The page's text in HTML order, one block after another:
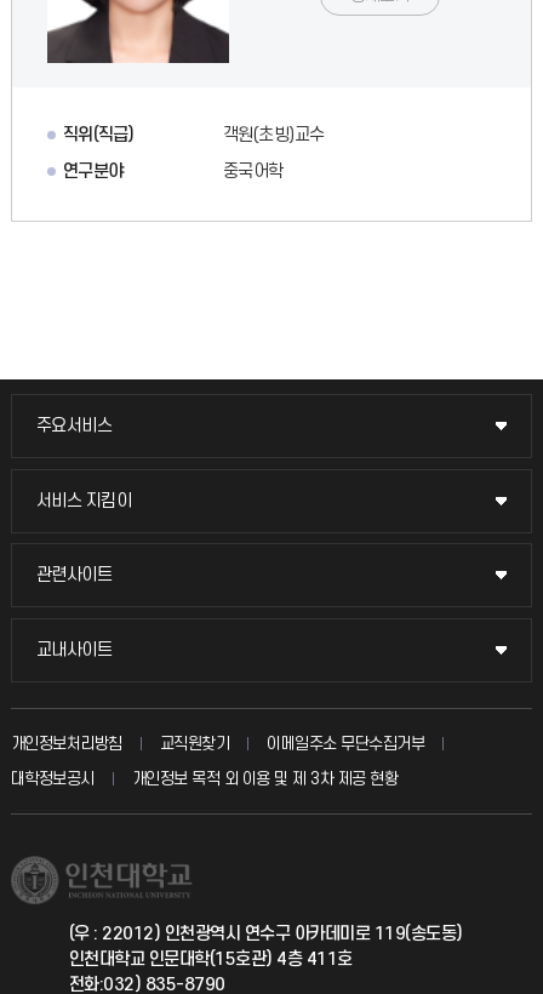
직위(직급)
객원(초빙)교수
연구분야
중국어학
주요서비스
주요서비스
교무회의방송
입학안내
취업정보(학생)
서비스 지킴이
서비스 지킴이
묻고 답하기
칭찬마당
학생서비스 지킴이
관련사이트
관련사이트
국방헬프콜
총동문회
교내사이트
교내사이트
교수회
교육혁신본부
국제지원과
공자아카데미
개인정보처리방침 교직원찾기
이메일주소 무단수집거부
대학정보공시
개인정보 목적 외 이용 및 제 3차 제공 현황
(우 : 22012) 인천광역시 연수구 아카데미로 119(송도동)
인천대학교 인문대학(15호관) 4층 411호
전화:032) 835-8790